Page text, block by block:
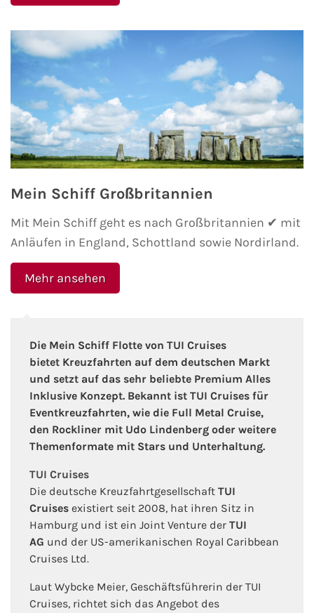
Mein Schiff Großbritannien
Mit Mein Schiff geht es nach Großbritannien ✔ mit
Anläufen in England, Schottland sowie Nordirland.
Mehr ansehen
Die Mein Schiff Flotte von TUI Cruises
bietet Kreuzfahrten auf dem deutschen Markt
und setzt auf das sehr beliebte Premium Alles
Inklusive Konzept. Bekannt ist TUI Cruises für
Eventkreuzfahrten, wie die Full Metal Cruise,
den Rockliner mit Udo Lindenberg oder weitere
Themenformate mit Stars und Unterhaltung.
TUI Cruises
Die deutsche Kreuzfahrtgesellschaft TUI
Cruises existiert seit 2008, hat ihren Sitz in
Hamburg und ist ein Joint Venture der TUI
AG und der US-amerikanischen Royal Caribbean
Cruises Ltd.
Laut Wybcke Meier, Geschäftsführerin der TUI
Cruises, richtet sich das Angebot des